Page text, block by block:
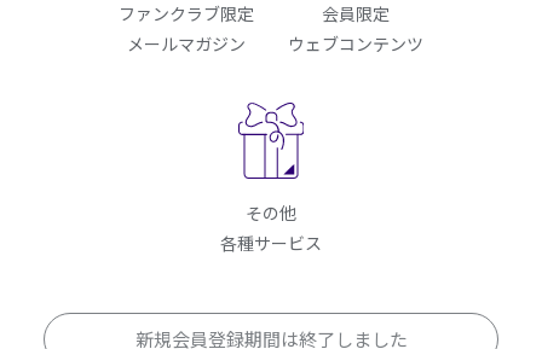
ファンクラブ限定
メールマガジン
会員限定
ウェブコンテンツ
その他
各種サービス
新規会員登録期間は終了しました